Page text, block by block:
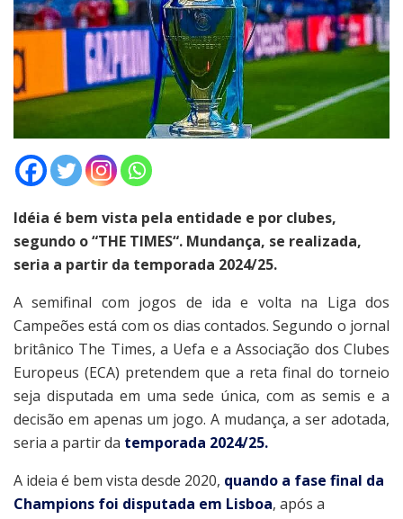
Idéia é bem vista pela entidade e por clubes,
segundo o “THE TIMES“. Mundança, se realizada,
seria a partir da temporada 2024/25.
A semifinal com jogos de ida e volta na Liga dos
Campeões está com os dias contados. Segundo o jornal
britânico The Times, a Uefa e a Associação dos Clubes
Europeus (ECA) pretendem que a reta final do torneio
seja disputada em uma sede única, com as semis e a
decisão em apenas um jogo. A mudança, a ser adotada,
seria a partir da temporada 2024/25.
A ideia é bem vista desde 2020, quando a fase final da
Champions foi disputada em Lisboa, após a